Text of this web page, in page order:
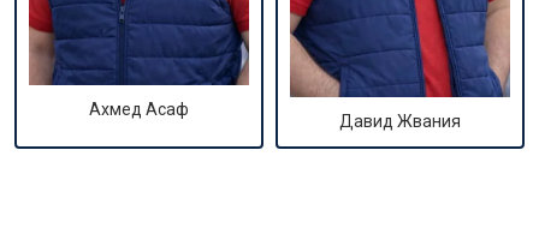
Ахмед Асаф
Давид Жвания